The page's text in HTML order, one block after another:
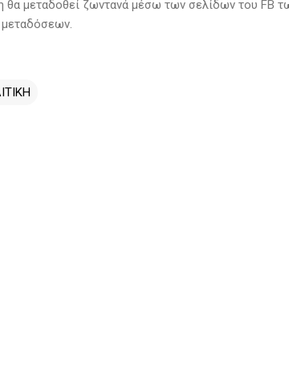
μεταδοθεί ζωντανά μέσω των σελίδων του FB